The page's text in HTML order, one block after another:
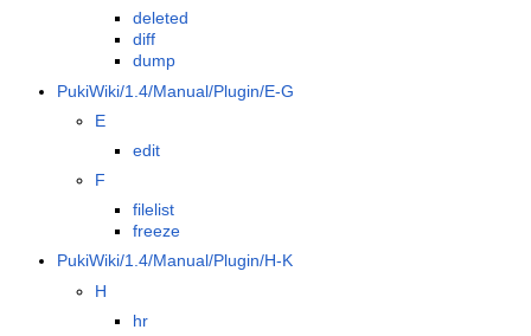
deleted
diff
dump
PukiWiki/1.4/Manual/Plugin/E-G
E
edit
F
filelist
freeze
PukiWiki/1.4/Manual/Plugin/H-K
H
hr